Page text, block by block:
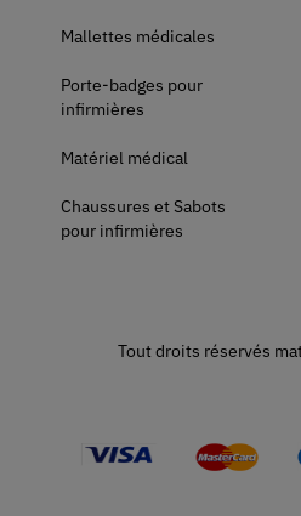
Mallettes médicales
Porte-badges pour
infirmières
Matériel médical
Chaussures et Sabots
pour infirmières
Tout droits réservés